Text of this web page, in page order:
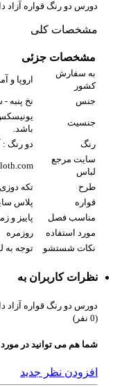
دورس دو رنگ قواره آزاد
مشخصات کلی
مشخصات جزئی
به سفارش
کشور
اروپا و
جنس نخ پنبه
جنسیت
باشد.
رنگ
دو رنگ :
سایت مرجع
لباس
طرح
تکه
قواره
پلاس
مناسب فصل
پاییز و
مورد استفاده
روزمره
نکات شستشو
توجه به
نظرات کاربران به
دورس دو رنگ قواره آزاد
(0 نفر)
شما هم می توانید در مورد
افزودن نظر جدید